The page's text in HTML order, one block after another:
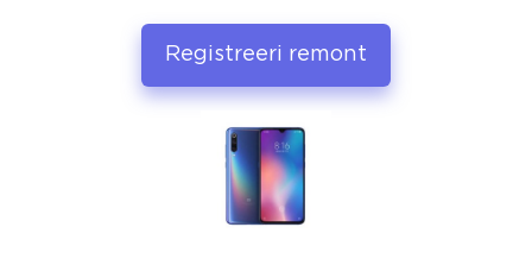
Registreeri remont